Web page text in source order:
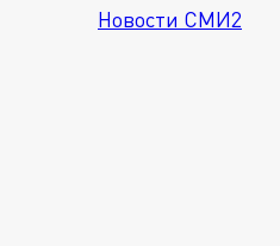
Новости СМИ2